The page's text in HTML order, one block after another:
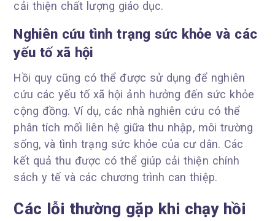
cải thiện chất lượng giáo dục.
Nghiên cứu tình trạng sức khỏe và các
yếu tố xã hội
Hồi quy cũng có thể được sử dụng để nghiên
cứu các yếu tố xã hội ảnh hưởng đến sức khỏe
cộng đồng. Ví dụ, các nhà nghiên cứu có thể
phân tích mối liên hệ giữa thu nhập, môi trường
sống, và tình trạng sức khỏe của cư dân. Các
kết quả thu được có thể giúp cải thiện chính
sách y tế và các chương trình can thiệp.
Các lỗi thường gặp khi chạy hồi